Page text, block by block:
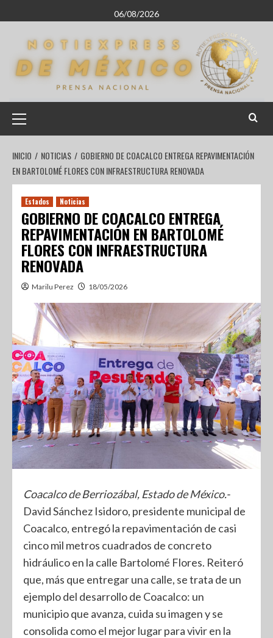
06/08/2026
INICIO NOTICIAS
GOBIERNO DE COACALCO ENTREGA REPAVIMENTACIÓN
EN BARTOLOMÉ FLORES CON INFRAESTRUCTURA RENOVADA
Estados Noticias
GOBIERNO DE COACALCO ENTREGA
REPAVIMENTACIÓN EN BARTOLOMÉ
FLORES CON INFRAESTRUCTURA
RENOVADA
Marilu Perez 18/05/2026
Coacalco de Berriozábal, Estado de México.-
David Sánchez Isidoro, presidente municipal de
Coacalco, entregó la repavimentación de casi
cinco mil metros cuadrados de concreto
hidráulico en la calle Bartolomé Flores. Reiteró
que, más que entregar una calle, se trata de un
ejemplo del desarrollo de Coacalco: un
municipio que avanza, cuida su imagen y se
consolida como el mejor lugar para vivir en la